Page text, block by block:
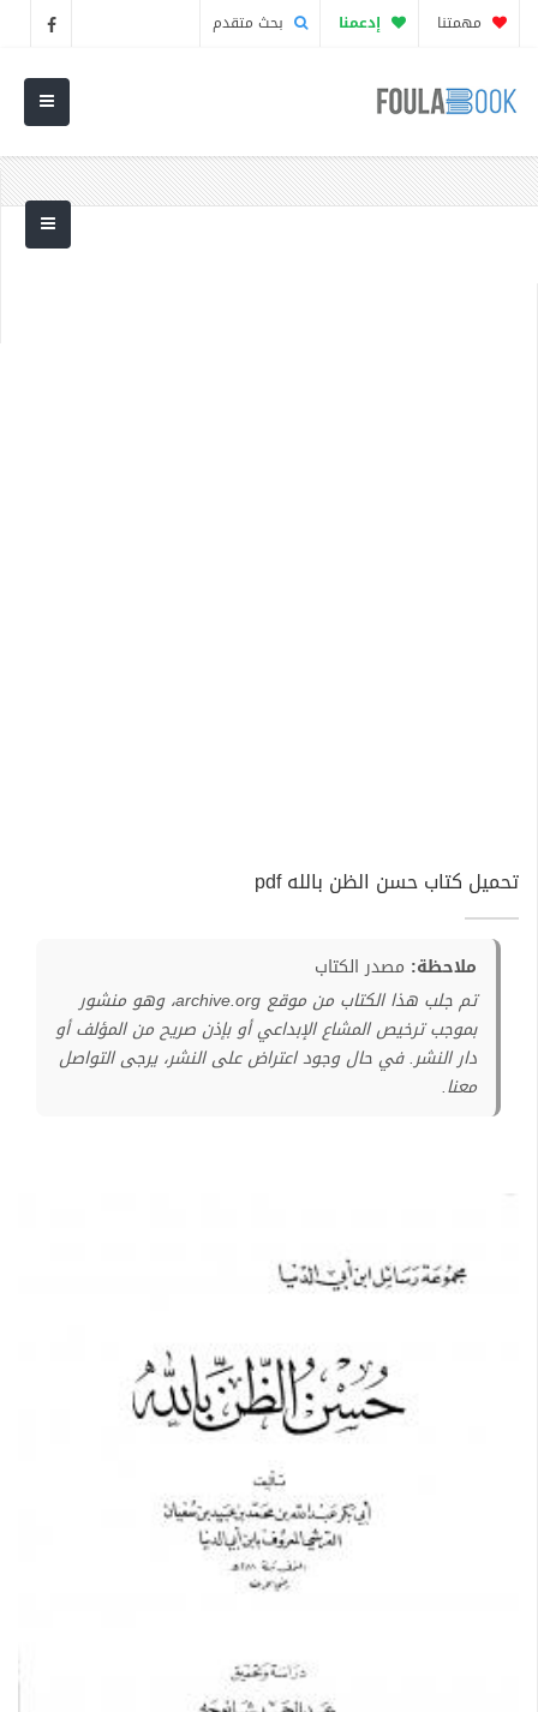
مهمتنا إدعمنا بحث متقدم
تحميل كتاب حسن الظن بالله pdf
ملاحظة: مصدر الكتاب
تم جلب هذا الكتاب من موقع archive.org، وهو منشور
بموجب ترخيص المشاع الإبداعي أو بإذن صريح من المؤلف أو
دار النشر. في حال وجود اعتراض على النشر، يرجى التواصل
معنا.